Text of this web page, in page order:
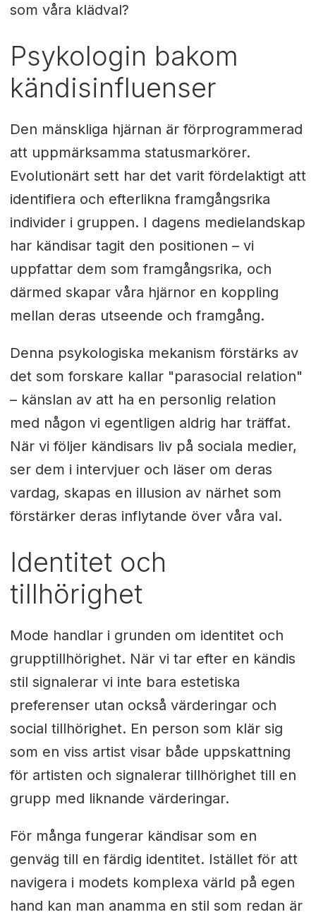
som våra klädval?
Psykologin bakom
kändisinfluenser
Den mänskliga hjärnan är förprogrammerad
att uppmärksamma statusmarkörer.
Evolutionärt sett har det varit fördelaktigt att
identifiera och efterlikna framgångsrika
individer i gruppen. I dagens medielandskap
har kändisar tagit den positionen – vi
uppfattar dem som framgångsrika, och
därmed skapar våra hjärnor en koppling
mellan deras utseende och framgång.
Denna psykologiska mekanism förstärks av
det som forskare kallar "parasocial relation"
– känslan av att ha en personlig relation
med någon vi egentligen aldrig har träffat.
När vi följer kändisars liv på sociala medier,
ser dem i intervjuer och läser om deras
vardag, skapas en illusion av närhet som
förstärker deras inflytande över våra val.
Identitet och
tillhörighet
Mode handlar i grunden om identitet och
grupptillhörighet. När vi tar efter en kändis
stil signalerar vi inte bara estetiska
preferenser utan också värderingar och
social tillhörighet. En person som klär sig
som en viss artist visar både uppskattning
för artisten och signalerar tillhörighet till en
grupp med liknande värderingar.
För många fungerar kändisar som en
genväg till en färdig identitet. Istället för att
navigera i modets komplexa värld på egen
hand kan man anamma en stil som redan är